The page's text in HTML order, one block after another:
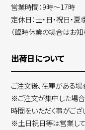
営業時間：9時～17時
定休日：土・日・祝日・
（臨時休業の場合はお知
出荷日について
ご注文後、在庫がある場
※ご注文が集中した場合
時間をいただく事がござ
※土日祝日等は営業して